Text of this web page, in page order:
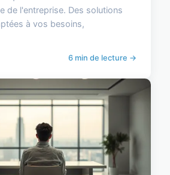
de l'entreprise. Des solutions
à vos besoins,
6 min de lecture →